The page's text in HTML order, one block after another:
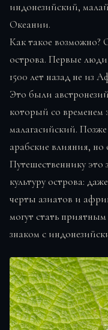
индонезийский,
Океании.
Как такое возможно?
острова. Первые
1500 лет назад не из
Это были
который со
малагасийский.
арабские влияния, но
Путешественнику это
культуру острова:
черты азиатов и
могут стать
знаком с